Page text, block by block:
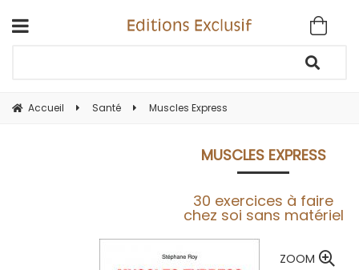
Accueil Santé Muscles Express
MUSCLES EXPRESS
30 exercices à faire
chez soi sans matériel
ZOOM